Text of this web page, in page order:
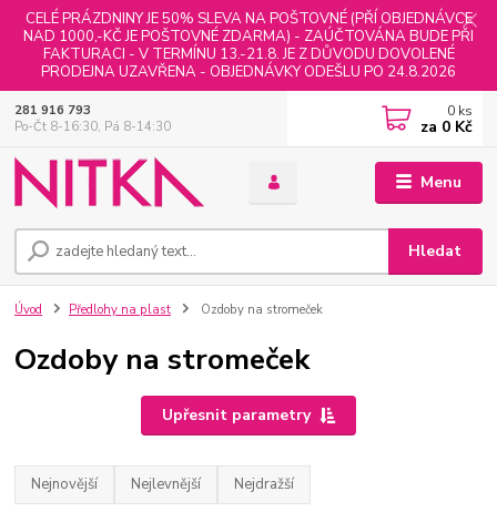
CELÉ PRÁZDNINY JE 50% SLEVA NA POŠTOVNÉ (PŘÍ OBJEDNÁVCE
NAD 1000,-KČ JE POŠTOVNÉ ZDARMA) - ZAÚČTOVÁNA BUDE PŘI
FAKTURACI - V TERMÍNU 13.-21.8. JE Z DŮVODU DOVOLENÉ
PRODEJNA UZAVŘENA - OBJEDNÁVKY ODEŠLU PO 24.8.2026
Menu
Hledat
281 916 793
Po-Čt 8-16:30, Pá 8-14:30
0 ks
za 0 Kč
Úvod Předlohy na plast Ozdoby na stromeček
Ozdoby na stromeček
Upřesnit parametry
Nejnovější Nejlevnější Nejdražší